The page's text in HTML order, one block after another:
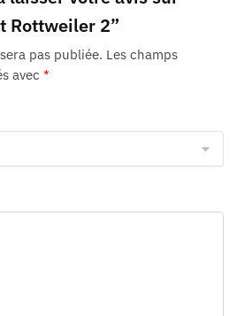
Rottweiler 2”
pas publiée. Les champs
avec *